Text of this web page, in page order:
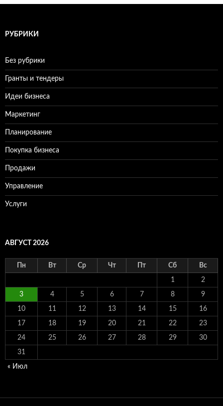
по
РУБРИКИ
Без рубрики
Гранты и тендеры
Идеи бизнеса
Маркетинг
Планирование
Покупка бизнеса
Продажи
Управление
Услуги
АВГУСТ 2026
Пн Вт Ср Чт Пт Сб Вс
1 2
3 4 5 6 7 8 9
10 11 12 13 14 15 16
17 18 19 20 21 22 23
24 25 26 27 28 29 30
31
« Июл